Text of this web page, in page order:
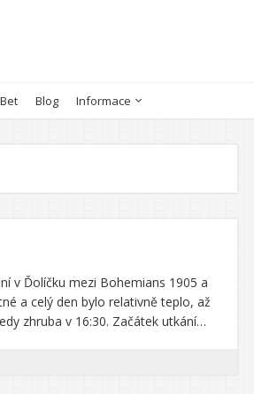
Blog Informace
v Ďolíčku mezi Bohemians 1905 a
a celý den bylo relativně teplo, až
zhruba v 16:30. Začátek utkání…